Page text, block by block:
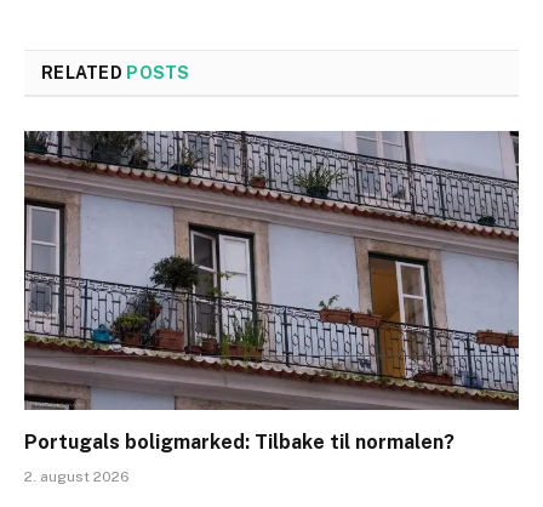
RELATED POSTS
Portugals boligmarked: Tilbake til normalen?
2. august 2026